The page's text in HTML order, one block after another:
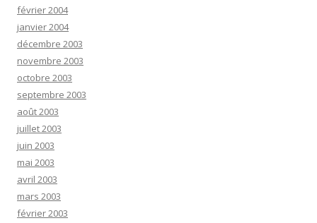
février 2004
janvier 2004
décembre 2003
novembre 2003
octobre 2003
septembre 2003
août 2003
juillet 2003
juin 2003
mai 2003
avril 2003
mars 2003
février 2003